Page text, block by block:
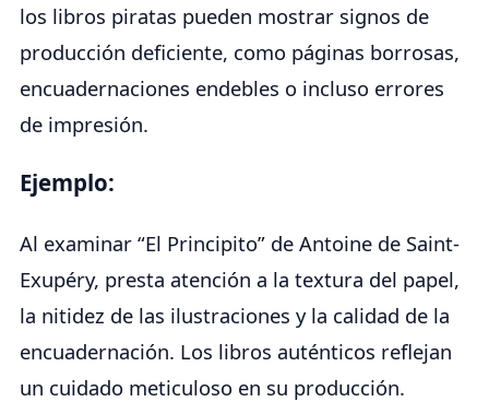
los libros piratas pueden mostrar signos de
producción deficiente, como páginas borrosas,
encuadernaciones endebles o incluso errores
de impresión.
Ejemplo:
Al examinar “El Principito” de Antoine de Saint-
Exupéry, presta atención a la textura del papel,
la nitidez de las ilustraciones y la calidad de la
encuadernación. Los libros auténticos reflejan
un cuidado meticuloso en su producción.